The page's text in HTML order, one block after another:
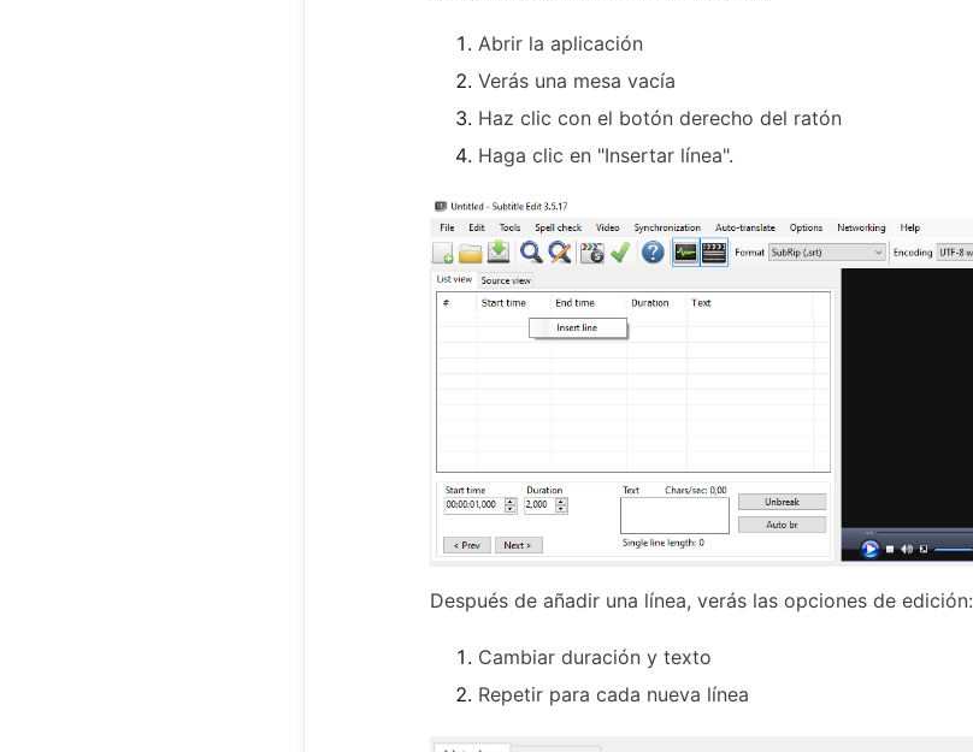
Abrir la aplicación
Verás una mesa vacía
Haz clic con el botón derecho del ratón
Haga clic en "Insertar línea".
Después de añadir una línea, verás las opciones de edición:
Cambiar duración y texto
Repetir para cada nueva línea